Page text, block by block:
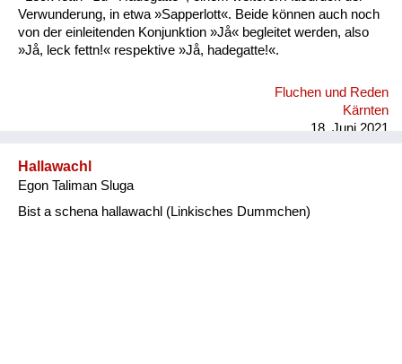
Verwunderung, in etwa »Sapperlott«. Beide können auch noch
von der einleitenden Konjunktion »Jå« begleitet werden, also
»Jå, leck fettn!« respektive »Jå, hadegatte!«.
Fluchen und Reden
Kärnten
18. Juni 2021
Hallawachl
Egon Taliman Sluga
Bist a schena hallawachl (Linkisches Dummchen)